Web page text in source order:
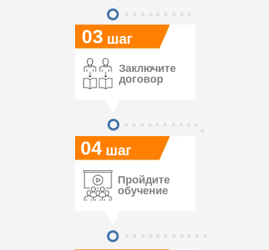
04
03 шаг
шаг
Заключите
договор
Пройдите
обучение